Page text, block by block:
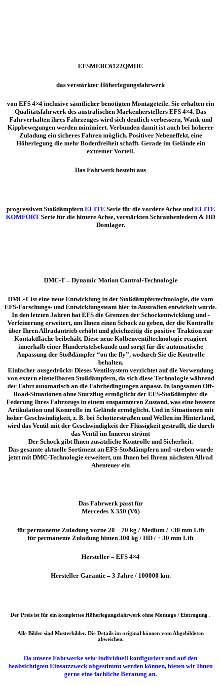
EFSMERC6122QMHE
das verstärkter Höherlegungsfahrwerk
von EFS 4×4 inclusive sämtlicher benötigten Montageteile. Sie erhalten ein
Qualitätsfahrwerk des australischen Markenherstellers EFS 4×4. Das
Fahrverhalten ihres Fahrzeuges wird sich deutlich verbessern, Wank-und
Kippbewegungen werden minimiert. Verbunden damit ist auch bei höherer
Zuladung ein sicheres Fahren möglich. Positiver Nebeneffekt, eine
Höherlegung die mehr Bodenfreiheit schafft. Gerade im Gelände ein
extremer Vorteil.
Das Fahrwerk besteht aus
progressiven Stoßdämpfern ELITE Serie für die vordere Achse und ELITE
KOMFORT Serie für die hintere Achse, verstärkten Schraubenfedern & HD
Domlager.
DMC-T – Dynamic Motion Control-Technologie
DMC-T ist eine neue Entwicklung in der Stoßdämpfertechnologie, die vom
EFS-Forschungs- und Entwicklungsteam hier in Australien entwickelt wurde.
In den letzten Jahren hat EFS die Grenzen der Schockentwicklung und -
Verfeinerung erweitert, um Ihnen einen Schock zu geben, der die Kontrolle
über Ihren Allradantrieb erhöht und gleichzeitig die positive Traktion zur
Kontaktfläche beibehält. Diese neue Kolbenventiltechnologie reagiert
innerhalb einer Hundertstelsekunde und sorgt für die automatische
Anpassung der Stoßdämpfer “on the fly”, wodurch Sie die Kontrolle
behalten.
Einfacher ausgedrückt: Dieses Ventilsystem verzichtet auf die Verwendung
von extern einstellbaren Stoßdämpfern, da sich diese Technologie während
der Fahrt automatisch an die Fahrbedingungen anpasst. In langsamen Off-
Road-Situationen ohne Sturzflug ermöglicht der EFS-Stoßdämpfer die
Federung Ihres Fahrzeugs in einem enspannteren Zustand, was eine bessere
Artikulation und Kontrolle im Gelände ermöglicht. Und in Situationen mit
hoher Geschwindigkeit, z. B. bei Schotterstraßen und Wellen im Hinterland,
wird das Ventil mit der Geschwindigkeit der Flüssigkeit gestrafft, die durch
das Ventil im Inneren strömt
Der Schock gibt Ihnen zusätzliche Kontrolle und Sicherheit.
Das gesamte aktuelle Sortiment an EFS-Stoßdämpfern und -streben wurde
jetzt mit DMC-Technologie erweitert, um Ihnen bei Ihrem nächsten Allrad
Abenteuer ein
Das Fahrwerk passt für
Mercedes X 350 (V6)
für permanente Zuladung vorne 20 – 70 kg / Medium / +30 mm Lift
für permanente Zuladung hinten 300 kg / HD / + 30 mm Lift
Hersteller – EFS 4×4
Hersteller Garantie – 3 Jahre / 100000 km.
Der Preis ist für ein komplettes Höherlegungsfahrwerk ohne Montage / Eintragung .
Alle Bilder sind Musterbilder. Die Details im original können vom Abgebildeten
abweichen.
Da unsere Fahrwerke sehr individuell konfiguriert und auf den
beabsichtigten Einsatzzweck abgestimmt werden können, bieten wir Ihnen
gerne eine fachliche Beratung an.